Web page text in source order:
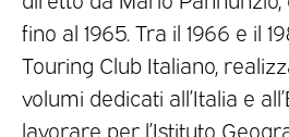
fino al 1965. Tra il 1966 e il
Touring Club Italiano,
volumi dedicati all’Italia e
lavorare per l’Istituto